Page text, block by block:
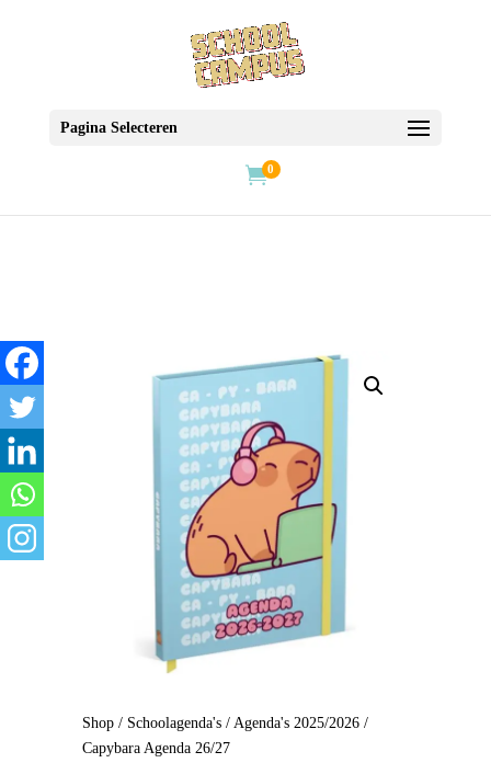
Pagina Selecteren
0
Shop/ Schoolagenda's/ Agenda's 2025/2026/
Capybara Agenda 26/27